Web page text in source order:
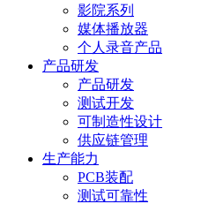
影院系列
媒体播放器
个人录音产品
产品研发
产品研发
测试开发
可制造性设计
供应链管理
生产能力
PCB装配
测试可靠性